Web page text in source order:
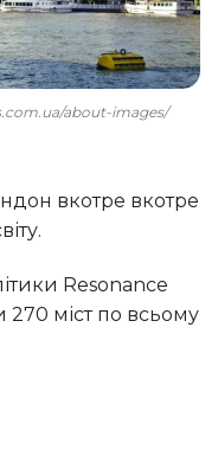
about-images/
270 міст по всьому